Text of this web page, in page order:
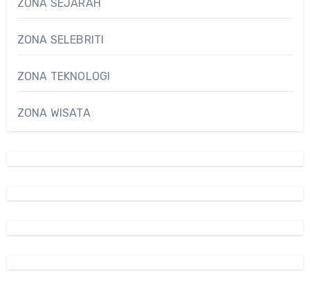
ZONA SEJARAH
ZONA SELEBRITI
ZONA TEKNOLOGI
ZONA WISATA